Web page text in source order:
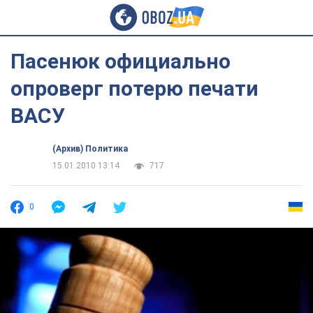
Пасенюк официально
опроверг потерю печати
ВАСУ
(Архив) Политика
15.01.2010 13:14
717
0